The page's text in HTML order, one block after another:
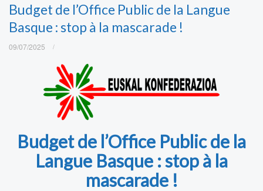
Budget de l’Office Public de la Langue
Basque : stop à la mascarade !
09/07/2025
Budget de l’Office Public de la
Langue Basque : stop à la
mascarade !